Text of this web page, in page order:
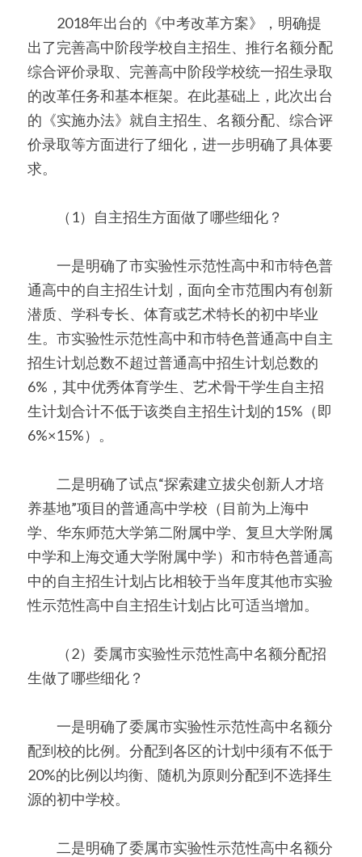
2018年出台的《中考改革方案》，明确提
出了完善高中阶段学校自主招生、推行名额分配
综合评价录取、完善高中阶段学校统一招生录取
的改革任务和基本框架。在此基础上，此次出台
的《实施办法》就自主招生、名额分配、综合评
价录取等方面进行了细化，进一步明确了具体要
求。
（1）自主招生方面做了哪些细化？
一是明确了市实验性示范性高中和市特色普
通高中的自主招生计划，面向全市范围内有创新
潜质、学科专长、体育或艺术特长的初中毕业
生。市实验性示范性高中和市特色普通高中自主
招生计划总数不超过普通高中招生计划总数的
6%，其中优秀体育学生、艺术骨干学生自主招
生计划合计不低于该类自主招生计划的15%（即
6%×15%）。
二是明确了试点“探索建立拔尖创新人才培
养基地”项目的普通高中学校（目前为上海中
学、华东师范大学第二附属中学、复旦大学附属
中学和上海交通大学附属中学）和市特色普通高
中的自主招生计划占比相较于当年度其他市实验
性示范性高中自主招生计划占比可适当增加。
（2）委属市实验性示范性高中名额分配招
生做了哪些细化？
一是明确了委属市实验性示范性高中名额分
配到校的比例。分配到各区的计划中须有不低于
20%的比例以均衡、随机为原则分配到不选择生
源的初中学校。
二是明确了委属市实验性示范性高中名额分